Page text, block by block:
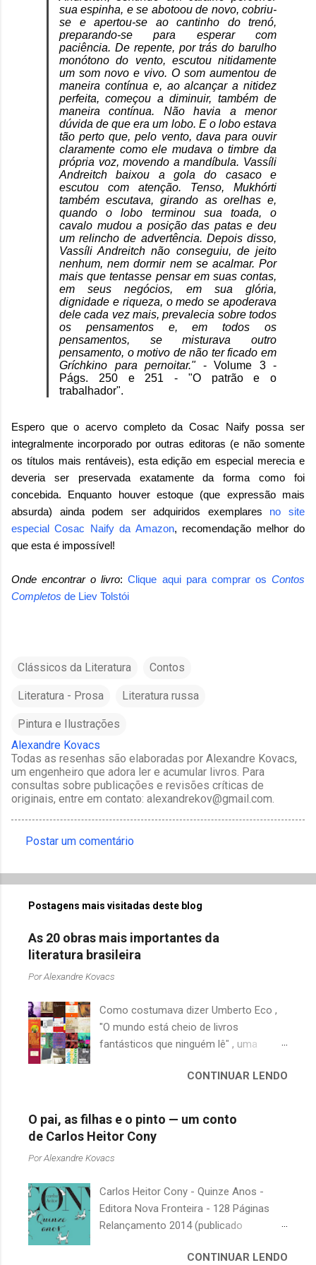
sua espinha, e se abotoou de novo, cobriu-
se e apertou-se ao cantinho do trenó,
preparando-se para esperar com
paciência. De repente, por trás do barulho
monótono do vento, escutou nitidamente
um som novo e vivo. O som aumentou de
maneira contínua e, ao alcançar a nitidez
perfeita, começou a diminuir, também de
maneira contínua. Não havia a menor
dúvida de que era um lobo. E o lobo estava
tão perto que, pelo vento, dava para ouvir
claramente como ele mudava o timbre da
própria voz, movendo a mandíbula. Vassíli
Andreitch baixou a gola do casaco e
escutou com atenção. Tenso, Mukhórti
também escutava, girando as orelhas e,
quando o lobo terminou sua toada, o
cavalo mudou a posição das patas e deu
um relincho de advertência. Depois disso,
Vassíli Andreitch não conseguiu, de jeito
nenhum, nem dormir nem se acalmar. Por
mais que tentasse pensar em suas contas,
em seus negócios, em sua glória,
dignidade e riqueza, o medo se apoderava
dele cada vez mais, prevalecia sobre todos
os pensamentos e, em todos os
pensamentos, se misturava outro
pensamento, o motivo de não ter ficado em
Gríchkino para pernoitar."- Volume 3 -
Págs. 250 e 251 - "O patrão e o
trabalhador".
Espero que o acervo completo da Cosac Naify possa ser
integralmente incorporado por outras editoras (e não somente
os títulos mais rentáveis), esta edição em especial merecia e
deveria ser preservada exatamente da forma como foi
concebida. Enquanto houver estoque (que expressão mais
absurda) ainda podem ser adquiridos exemplares no site
especial Cosac Naify da Amazon, recomendação melhor do
que esta é impossível!
Onde encontrar o livro:Clique aqui para comprar osContos
Completos de Liev Tolstói
Clássicos da Literatura Contos
Literatura - Prosa Literatura russa
Pintura e Ilustrações
Alexandre Kovacs
Todas as resenhas são elaboradas por Alexandre Kovacs,
um engenheiro que adora ler e acumular livros. Para
consultas sobre publicações e revisões críticas de
originais, entre em contato: alexandrekov@gmail.com.
o
n
á
o
s
Postar um comentário
Postagens mais visitadas deste blog
As 20 obras mais importantes da
literatura brasileira
PorAlexandre Kovacs
Como costumava dizer Umberto Eco ,
"O mundo está cheio de livros
fantásticos que ninguém lê" , uma
quando falamos de clássicos da
escritores brasileiros, somos forçados
a uma avaliação burocrática na escola e
acabamos adquirindo uma certa
antipatia a determinado livro ou autor
justamente o contrário. É surpreendente
como uma segunda visita a essas
obras, já em nossa maturidade, pode
CONTINUAR LENDO
O pai, as filhas e o pinto — um conto
de Carlos Heitor Cony
PorAlexandre Kovacs
Carlos Heitor Cony - Quinze Anos -
Editora Nova Fronteira - 128 Páginas
Relançamento 2014 (publicado
com deliciosos contos sobre a infância
CONTINUAR LENDO